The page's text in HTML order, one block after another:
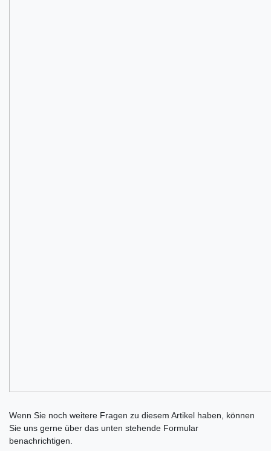
Wenn Sie noch weitere Fragen zu diesem Artikel haben, können
Sie uns gerne über das unten stehende Formular
benachrichtigen.